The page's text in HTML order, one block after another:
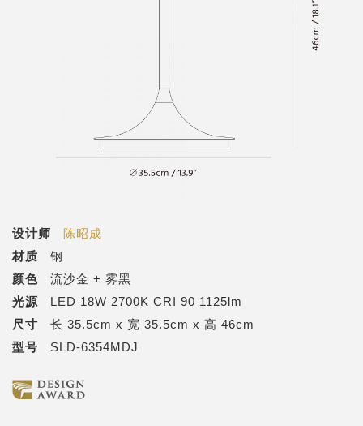
设计师
陈昭成
材质 钢
颜色 流沙金 + 雾黑
光源 LED 18W 2700K CRI 90 1125lm
尺寸 长 35.5cm x 宽 35.5cm x 高 46cm
型号 SLD-6354MDJ